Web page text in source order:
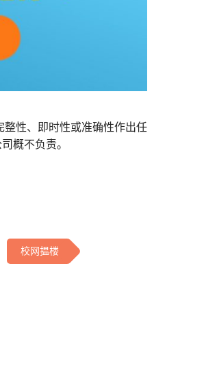
性、即时性或准确性作出任
概不负责。
校网揾楼